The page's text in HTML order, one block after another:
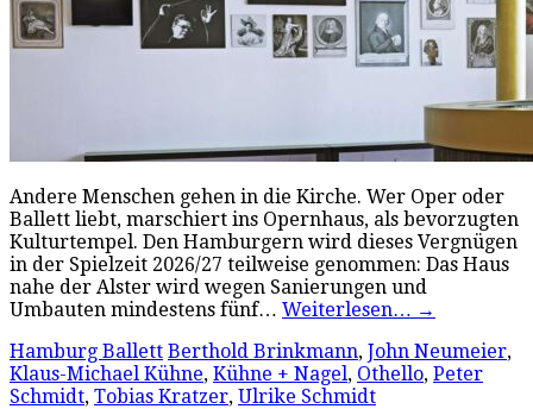
Andere Menschen gehen in die Kirche. Wer Oper oder
Ballett liebt, marschiert ins Opernhaus, als bevorzugten
Kulturtempel. Den Hamburgern wird dieses Vergnügen
in der Spielzeit 2026/27 teilweise genommen: Das Haus
nahe der Alster wird wegen Sanierungen und
Umbauten mindestens fünf… Weiterlesen… →
Hamburg Ballett Berthold Brinkmann, John Neumeier,
Klaus-Michael Kühne, Kühne + Nagel, Othello, Peter
Schmidt, Tobias Kratzer, Ulrike Schmidt